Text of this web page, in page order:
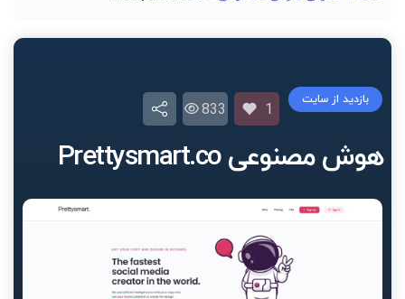
هوش مصنوعی Prettysmart.co
بازدید از سایت
1
833